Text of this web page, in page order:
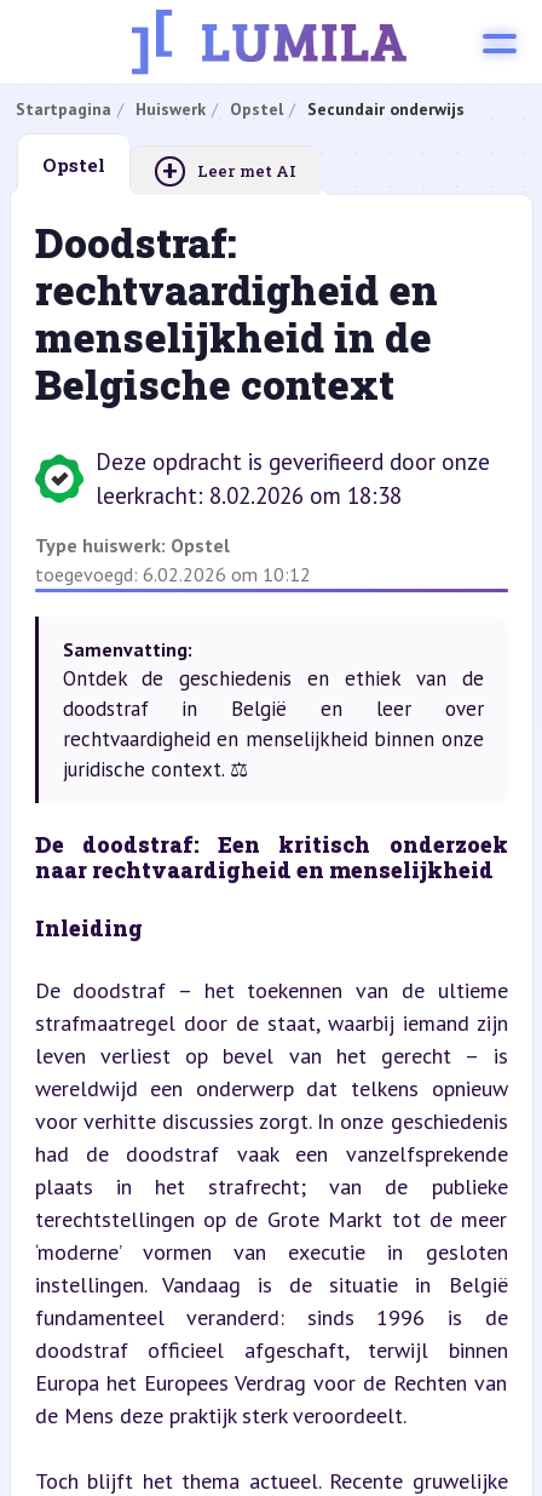
Startpagina Huiswerk Opstel Secundair onderwijs
Opstel + Leer met AI
Doodstraf:
rechtvaardigheid en
menselijkheid in de
Belgische context
Deze opdracht is geverifieerd door onze
leerkracht: 8.02.2026 om 18:38
Type huiswerk: Opstel
toegevoegd: 6.02.2026 om 10:12
Samenvatting:
Ontdek de geschiedenis en ethiek van de
doodstraf in België en leer over
rechtvaardigheid en menselijkheid binnen onze
juridische context. ⚖️
De doodstraf: Een kritisch onderzoek
naar rechtvaardigheid en menselijkheid
Inleiding
De doodstraf – het toekennen van de ultieme
strafmaatregel door de staat, waarbij iemand zijn
leven verliest op bevel van het gerecht – is
wereldwijd een onderwerp dat telkens opnieuw
voor verhitte discussies zorgt. In onze geschiedenis
had de doodstraf vaak een vanzelfsprekende
plaats in het strafrecht; van de publieke
terechtstellingen op de Grote Markt tot de meer
‘moderne’ vormen van executie in gesloten
instellingen. Vandaag is de situatie in België
fundamenteel veranderd: sinds 1996 is de
doodstraf officieel afgeschaft, terwijl binnen
Europa het Europees Verdrag voor de Rechten van
de Mens deze praktijk sterk veroordeelt.
Toch blijft het thema actueel. Recente gruwelijke